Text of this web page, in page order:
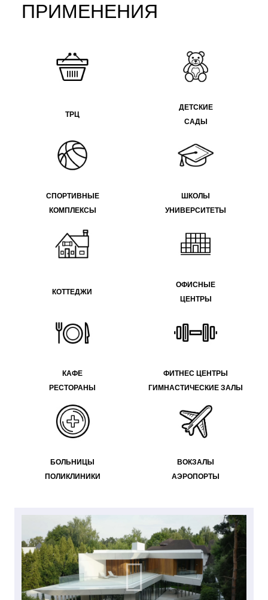
ПРИМЕНЕНИЯ
ТРЦ
ДЕТСКИЕ
САДЫ
СПОРТИВНЫЕ
КОМПЛЕКСЫ
ШКОЛЫ
УНИВЕРСИТЕТЫ
КОТТЕДЖИ
ОФИСНЫЕ
ЦЕНТРЫ
КАФЕ
РЕСТОРАНЫ
ФИТНЕС ЦЕНТРЫ
ГИМНАСТИЧЕСКИЕ ЗАЛЫ
БОЛЬНИЦЫ
ПОЛИКЛИНИКИ
ВОКЗАЛЫ
АЭРОПОРТЫ